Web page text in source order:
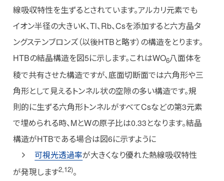
線吸収特性を生ずるとされています。アルカリ元素でも
イオン半径の大きいK、Tl、Rb、Csを添加すると六方晶タ
ングステンブロンズ（以後HTBと略す）の構造をとります。
HTBの結晶構造を図5に示します。これはWO6八面体を
稜で共有させた構造ですが、底面切断面では六角形や三
角形として見えるトンネル状の空隙の多い構造です。規
則的に生ずる六角形トンネルがすべてCsなどの第3元素
で埋められる時、MとWの原子比は0.33となります。結晶
構造がHTBである場合は図6に示すように
可視光透過率が大きくなり優れた熱線吸収特性
が発現します2,12)。